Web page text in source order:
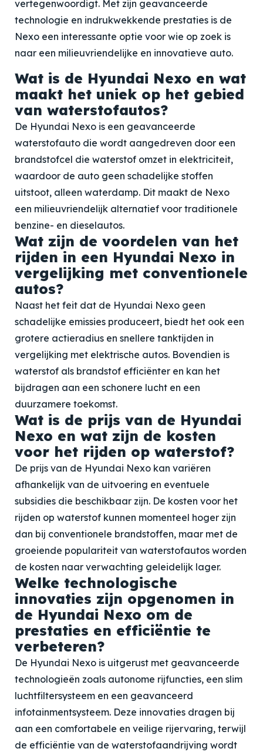
vertegenwoordigt. Met zijn geavanceerde
technologie en indrukwekkende prestaties is de
Nexo een interessante optie voor wie op zoek is
naar een milieuvriendelijke en innovatieve auto.
Wat is de Hyundai Nexo en wat
maakt het uniek op het gebied
van waterstofautos?
De Hyundai Nexo is een geavanceerde
waterstofauto die wordt aangedreven door een
brandstofcel die waterstof omzet in elektriciteit,
waardoor de auto geen schadelijke stoffen
uitstoot, alleen waterdamp. Dit maakt de Nexo
een milieuvriendelijk alternatief voor traditionele
benzine- en dieselautos.
Wat zijn de voordelen van het
rijden in een Hyundai Nexo in
vergelijking met conventionele
autos?
Naast het feit dat de Hyundai Nexo geen
schadelijke emissies produceert, biedt het ook een
grotere actieradius en snellere tanktijden in
vergelijking met elektrische autos. Bovendien is
waterstof als brandstof efficiënter en kan het
bijdragen aan een schonere lucht en een
duurzamere toekomst.
Wat is de prijs van de Hyundai
Nexo en wat zijn de kosten
voor het rijden op waterstof?
De prijs van de Hyundai Nexo kan variëren
afhankelijk van de uitvoering en eventuele
subsidies die beschikbaar zijn. De kosten voor het
rijden op waterstof kunnen momenteel hoger zijn
dan bij conventionele brandstoffen, maar met de
groeiende populariteit van waterstofautos worden
de kosten naar verwachting geleidelijk lager.
Welke technologische
innovaties zijn opgenomen in
de Hyundai Nexo om de
prestaties en efficiëntie te
verbeteren?
De Hyundai Nexo is uitgerust met geavanceerde
technologieën zoals autonome rijfuncties, een slim
luchtfiltersysteem en een geavanceerd
infotainmentsysteem. Deze innovaties dragen bij
aan een comfortabele en veilige rijervaring, terwijl
de efficiëntie van de waterstofaandrijving wordt